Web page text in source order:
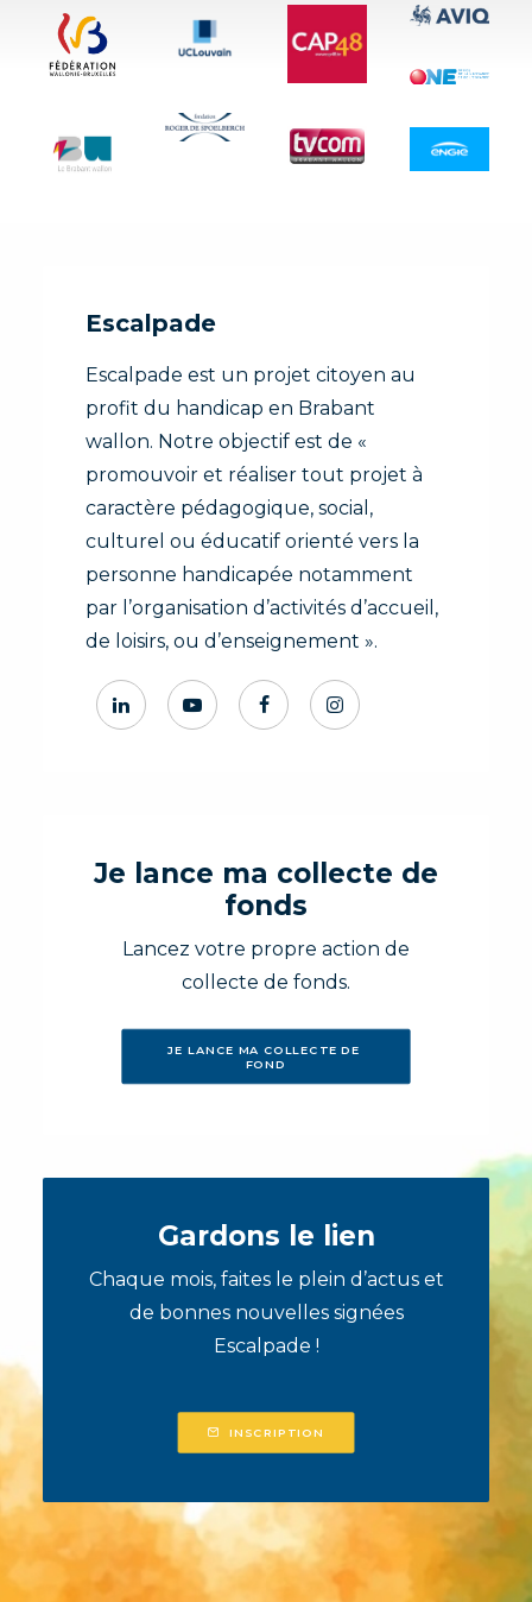
Escalpade
Escalpade est un projet citoyen au
profit du handicap en Brabant
wallon. Notre objectif est de «
promouvoir et réaliser tout projet à
caractère pédagogique, social,
culturel ou éducatif orienté vers la
personne handicapée notamment
par l’organisation d’activités d’accueil,
de loisirs, ou d’enseignement ».
Je lance ma collecte de
fonds
Lancez votre propre action de
collecte de fonds.
JE LANCE MA COLLECTE DE
FOND
Gardons le lien
Chaque mois, faites le plein d’actus et
de bonnes nouvelles signées
Escalpade !
INSCRIPTION